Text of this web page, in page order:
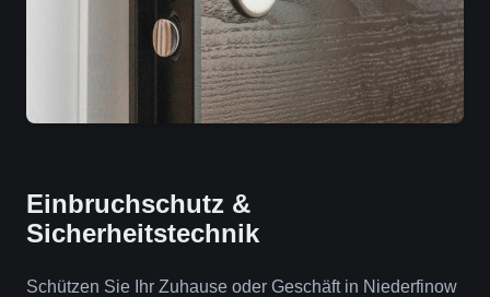
Einbruchschutz &
Sicherheitstechnik
Schützen Sie Ihr Zuhause oder Geschäft in Niederfinow